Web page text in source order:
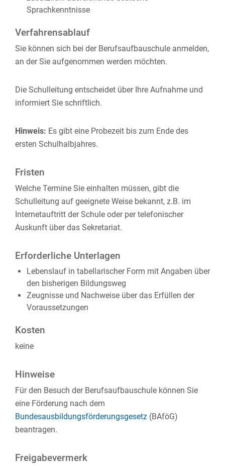
Sprachkenntnisse
Verfahrensablauf
Sie können sich bei der Berufsaufbauschule anmelden,
an der Sie aufgenommen werden möchten.
Die Schulleitung entscheidet über Ihre Aufnahme und
informiert Sie schriftlich.
Hinweis: Es gibt eine Probezeit bis zum Ende des
ersten Schulhalbjahres.
Fristen
Welche Termine Sie einhalten müssen, gibt die
Schulleitung auf geeignete Weise bekannt, z.B. im
Internetauftritt der Schule oder per telefonischer
Auskunft über das Sekretariat.
Erforderliche Unterlagen
Lebenslauf in tabellarischer Form mit Angaben über
den bisherigen Bildungsweg
Zeugnisse und Nachweise über das Erfüllen der
Voraussetzungen
Kosten
keine
Hinweise
Für den Besuch der Berufsaufbauschule können Sie
eine Förderung nach dem
Bundesausbildungsförderungsgesetz (BAföG)
beantragen.
Freigabevermerk